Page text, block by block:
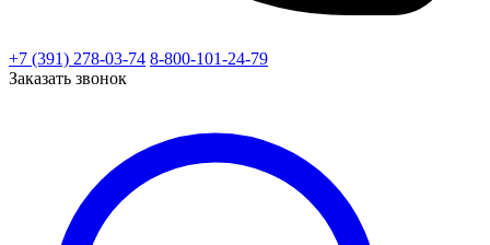
+7 (391) 278-03-74 8-800-101-24-79
Заказать звонок